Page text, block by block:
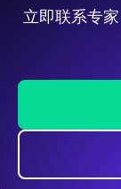
立即联系专